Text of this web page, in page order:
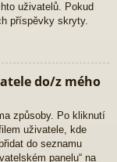
uživatelů. Pokud
příspěvky skryty.
do/z mého
způsoby. Po kliknutí
uživatele, kde
do seznamu
panelu“ na